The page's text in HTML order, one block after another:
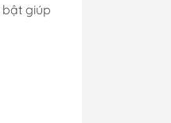
bật giúp